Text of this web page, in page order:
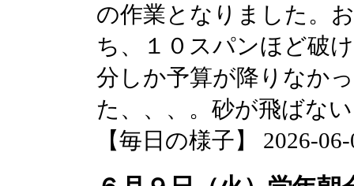
の作業となりました。
ち、１０スパンほど破
分しか予算が降りなか
た、、、。砂が飛ばな
【毎日の様子】 2026-